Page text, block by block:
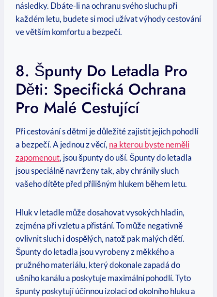
následky. Dbáte-li na ochranu svého sluchu při
každém letu, budete si moci užívat výhody cestování
ve větším komfortu a bezpečí.
8. Špunty Do Letadla Pro
Děti: Specifická Ochrana
Pro Malé Cestující
Při cestování s dětmi je důležité zajistit jejich pohodlí
a bezpečí. A jednou z věcí, na kterou byste neměli
zapomenout, jsou špunty do uší. Špunty do letadla
jsou speciálně navrženy tak, aby chránily sluch
vašeho dítěte před přílišným hlukem během letu.
Hluk v letadle může dosahovat vysokých hladin,
zejména při vzletu a přistání. To může negativně
ovlivnit sluch i dospělých, natož pak malých dětí.
Špunty do letadla jsou vyrobeny z měkkého a
pružného materiálu, který dokonale zapadá do
ušního kanálu a poskytuje maximální pohodlí. Tyto
špunty poskytují účinnou izolaci od okolního hluku a